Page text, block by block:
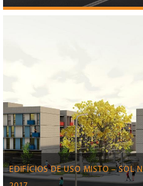
EDIFÍCIOS DE USO MISTO – SOL